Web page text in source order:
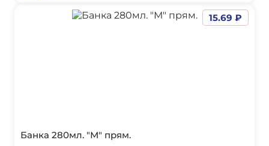
Банка 280мл. "М" прям.
15.69 ₽